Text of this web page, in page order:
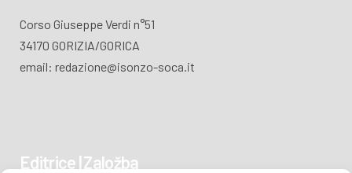
Corso Giuseppe Verdi n°51
34170 GORIZIA/GORICA
email: redazione@isonzo-soca.it
Editrice | Založba